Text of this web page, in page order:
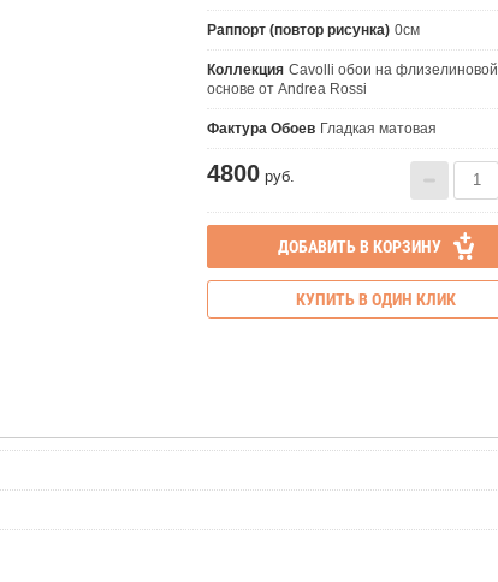
Раппорт (повтор рисунка) 0см
Коллекция Cavolli обои на флизелиновой
основе от Andrea Rossi
Фактура Обоев Гладкая матовая
4800 руб.
ДОБАВИТЬ В КОРЗИНУ
КУПИТЬ В ОДИН КЛИК